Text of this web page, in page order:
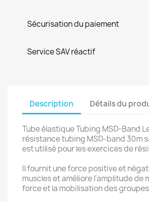
Sécurisation du paiement
Service SAV réactif
Description Détails du
Tube élastique Tubing MSD-Band
résistance tubing MSD-band 30m
est utilisé pour les exercices de
Il fournit une force positive et
muscles et améliore l'amplitude de
force et la mobilisation des